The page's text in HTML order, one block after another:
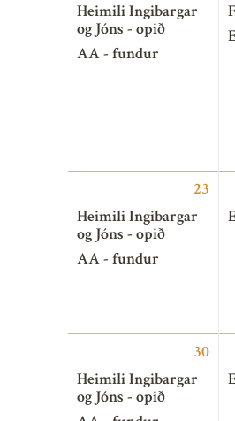
Heimili Ingibargar
og Jóns - opið
AA - fundur
23
Heimili Ingibargar
og Jóns - opið
AA - fundur
30
Heimili Ingibargar
og Jóns - opið